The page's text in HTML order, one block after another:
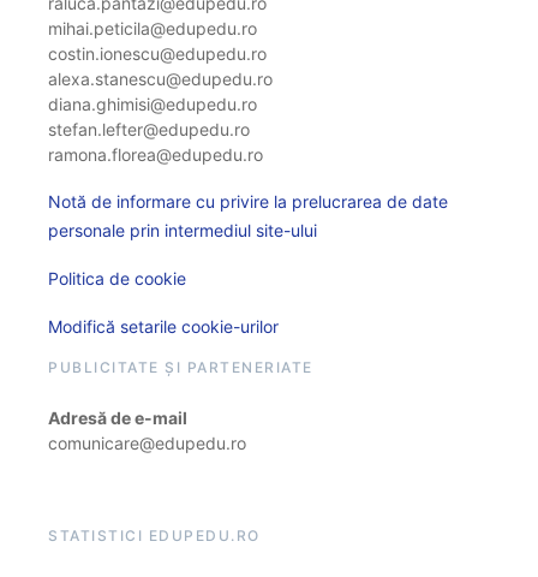
mihai.peticila@edupedu.ro
costin.ionescu@edupedu.ro
alexa.stanescu@edupedu.ro
diana.ghimisi@edupedu.ro
stefan.lefter@edupedu.ro
ramona.florea@edupedu.ro
Notă de informare cu privire la prelucrarea de date
personale prin intermediul site-ului
Politica de cookie
Modifică setarile cookie-urilor
PUBLICITATE ȘI PARTENERIATE
Adresă de e-mail
comunicare@edupedu.ro
STATISTICI EDUPEDU.RO